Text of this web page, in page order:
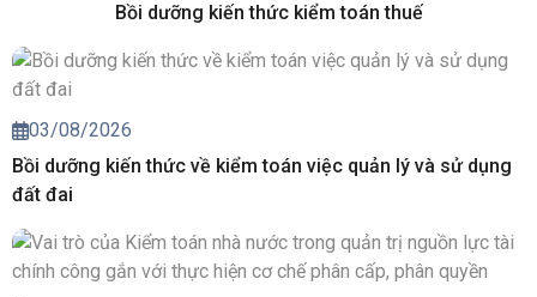
Bồi dưỡng kiến thức kiểm toán thuế
03/08/2026
Bồi dưỡng kiến thức về kiểm toán việc quản lý và sử dụng
đất đai